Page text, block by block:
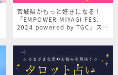
宮城県がもっと好きになる！
「EMPOWER MIYAGI FES.
2024 powered by TGC」スペ